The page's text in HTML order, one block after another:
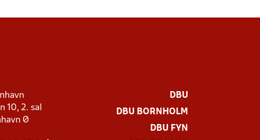
10, 2. sal
Ø
DBU
DBU BORNHOLM
DBU FYN